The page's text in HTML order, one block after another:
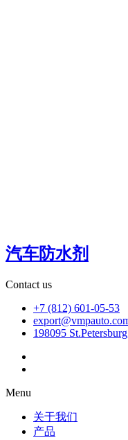
汽车防水剂
Contact us
+7 (812) 601-05-53
198095
Menu
关于我们
产品